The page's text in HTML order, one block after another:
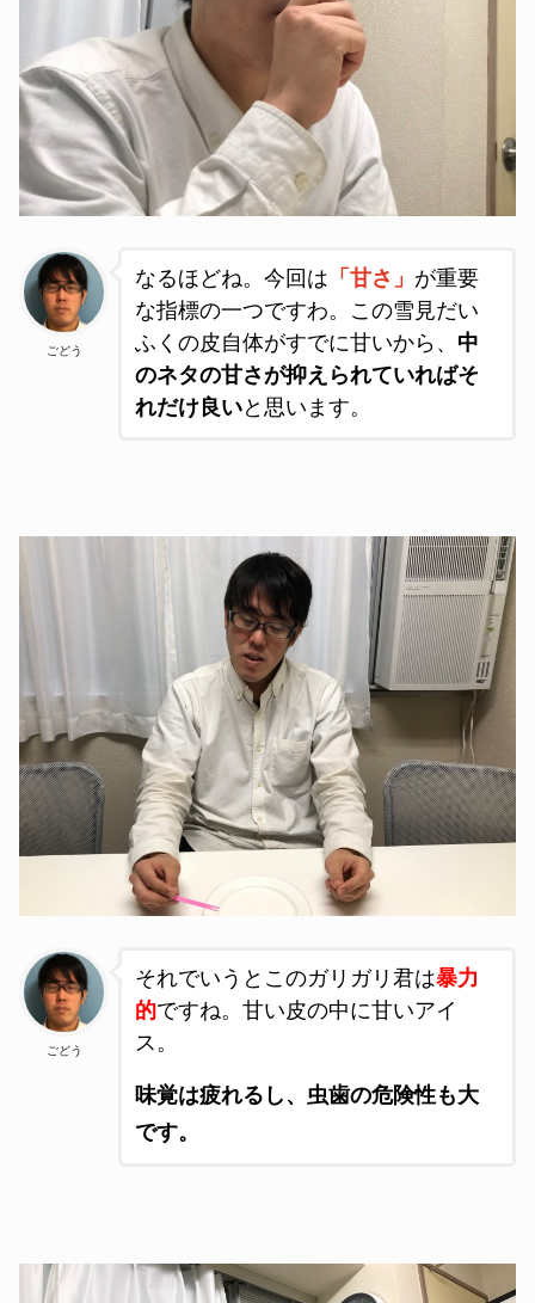
ごどう
なるほどね。今回は 「甘さ」 が重要
な指標の一つですわ。この雪見だい
ふくの皮自体がすでに甘いから、 中
のネタの甘さが抑えられていればそ
れだけ良いと思います。
ごどう
それでいうとこのガリガリ君は暴力
的ですね。甘い皮の中に甘いアイ
ス。
味覚は疲れるし、虫歯の危険性も大
です。